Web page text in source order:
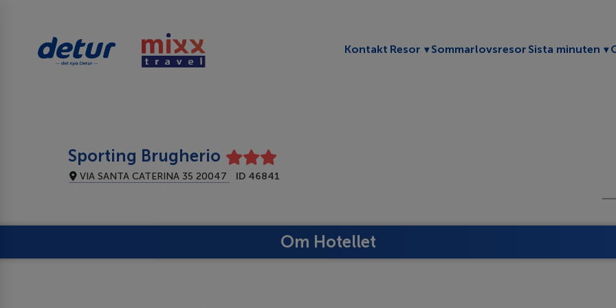
Kontakt Resor Toggle submenu
Sommarlovsresor Sista minuten
Sporting Brugherio
VIA SANTA CATERINA 35 20047 ID 46841
Om Hotellet